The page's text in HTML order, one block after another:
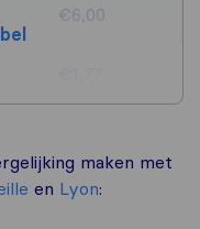
€6,00
maken met
en Lyon: